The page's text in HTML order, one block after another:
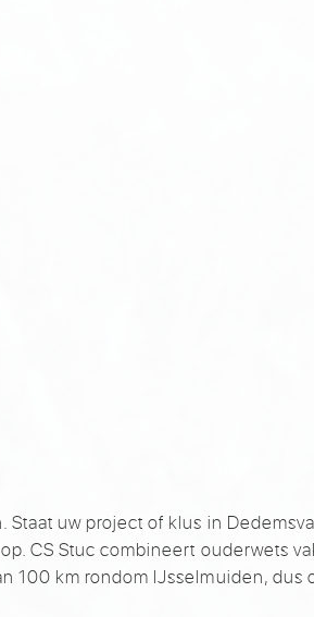
uw project of klus in
CS Stuc combineert ouderwets
100 km rondom IJsselmuiden, dus